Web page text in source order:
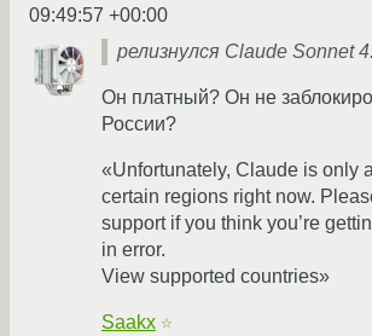
09:49:57 +00:00
релизнулся Claude Sonnet
Он платный? Он не
России?
«Unfortunately, Claude is only
certain regions right now.
support if you think you’re
in error.
View supported countries»
Saakx ☆